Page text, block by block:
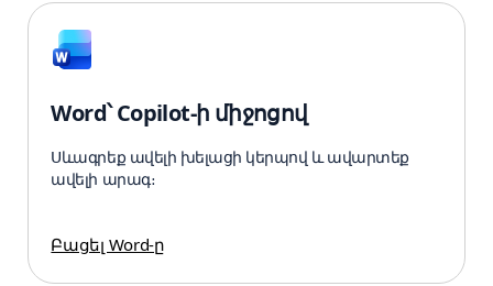
Word՝ Copilot-ի միջոցով
Սևագրեք ավելի խելացի կերպով և ավարտեք
ավելի արագ։
Բացել Word-ը